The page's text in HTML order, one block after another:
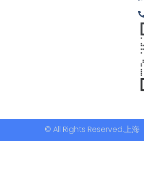
© All Rights Reserved.上海